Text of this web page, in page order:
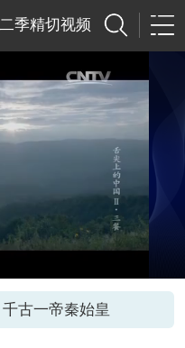
季精切视频
古一帝秦始皇